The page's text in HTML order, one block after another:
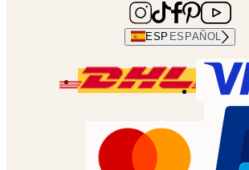
ESP ESPAÑOL